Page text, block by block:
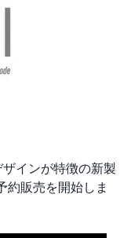
インが特徴の新製
約販売を開始しま